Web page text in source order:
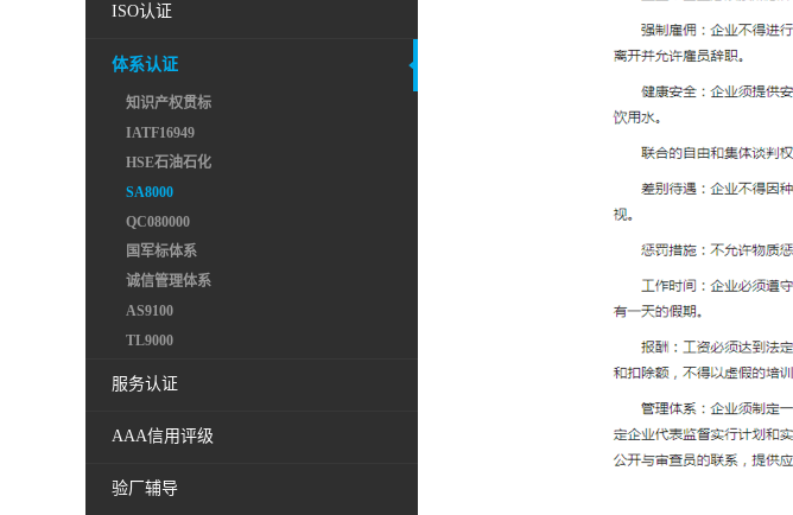
ISO认证
体系认证
知识产权贯标
IATF16949
HSE石油石化
SA8000
QC080000
国军标体系
诚信管理体系
AS9100
TL9000
服务认证
AAA信用评级
验厂辅导